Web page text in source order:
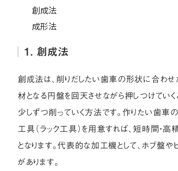
創成法
成形法
1. 創成法
創成法は、削りだしたい歯車の形状に合わ
材となる円盤を回天させながら押しつけていく
少しずつ削っていく方法です。作りたい歯
工具（ラック工具）を用意すれば、短時間・
となります。代表的な加工機として、ホブ盤や
があります。